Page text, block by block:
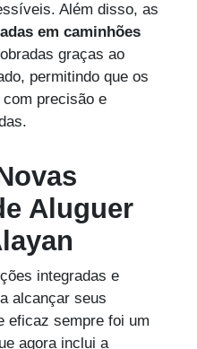
Além disso, as
em caminhões
graças ao
permitindo que os
precisão e
Aluguer
integradas e
alcançar seus
eficaz sempre foi um
agora inclui a